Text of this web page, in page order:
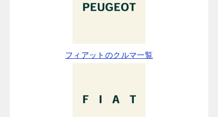
フィアットのクルマ一覧